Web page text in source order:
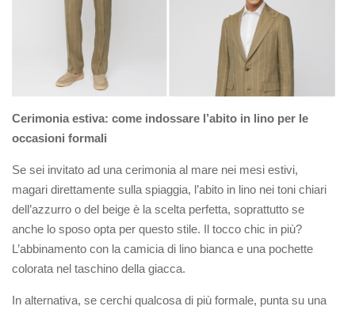
Cerimonia estiva: come indossare l’abito in lino per le
occasioni formali
Se sei invitato ad una cerimonia al mare nei mesi estivi,
magari direttamente sulla spiaggia, l’abito in lino nei toni chiari
dell’azzurro o del beige è la scelta perfetta, soprattutto se
anche lo sposo opta per questo stile. Il tocco chic in più?
L’abbinamento con la camicia di lino bianca e una pochette
colorata nel taschino della giacca.
In alternativa, se cerchi qualcosa di più formale, punta su una